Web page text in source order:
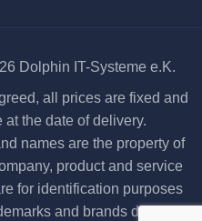
Dolphin IT-Systeme e.K.
all prices are fixed and
the date of delivery.
names are the property of
product and service
for identification purposes
and brands does not